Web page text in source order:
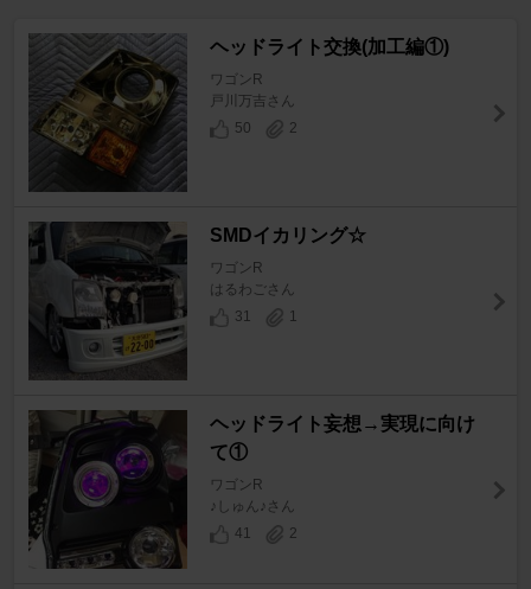
ヘッドライト交換(加工編①)
ワゴンR
戸川万吉さん
50
2
SMDイカリング☆
ワゴンR
はるわごさん
31
1
ヘッドライト妄想→実現に向け
て①
ワゴンR
♪しゅん♪さん
41
2